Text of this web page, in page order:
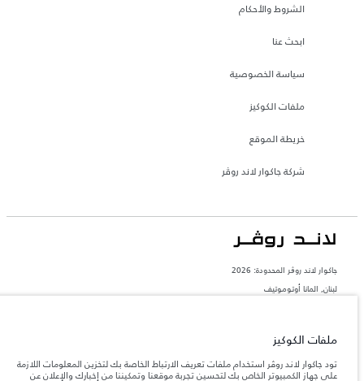
الشروط والأحكام
ابحث عنا
سياسة الخصوصية
ملفات الكوكيز
خريطة الموقع
شركة جاكوار لاند روڤر
جاكوار لاند روڨر المحدودة: 2026
لبنان, المانا أوتوموتيف
والحمولة.
ملفات الكوكيز
تود جاكوار لاند روڤر استخدام ملفات تعريف الارتباط الخاصة بك لتخزين المعلومات اللازمة
على جهاز الكمبيوتر الخاص بك لتحسين تجربة موقعنا وتمكيننا من إخبارك والإعلان عن